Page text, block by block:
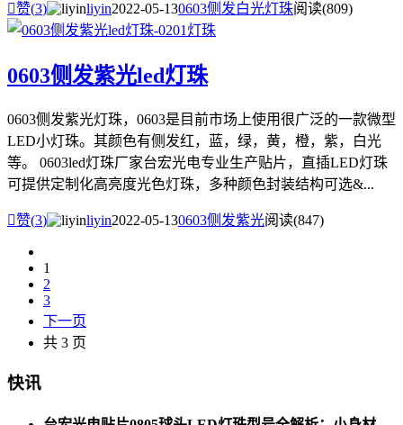
赞(3) liyin2022-05-130603侧发白光灯珠阅读(809)
0603侧发紫光led灯珠
0603侧发紫光灯珠，0603是目前市场上使用很广泛的一款微型
LED小灯珠。其颜色有侧发红，蓝，绿，黄，橙，紫，白光
等。 0603led灯珠厂家台宏光电专业生产贴片，直插LED灯珠
可提供定制化高亮度光色灯珠，多种颜色封装结构可选&...
赞(3) liyin2022-05-130603侧发紫光阅读(847)
1
2
3
下一页
共 3 页
快讯